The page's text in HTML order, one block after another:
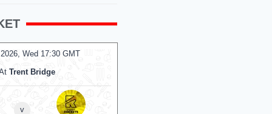
Wed 14:00 GMT
College Ground